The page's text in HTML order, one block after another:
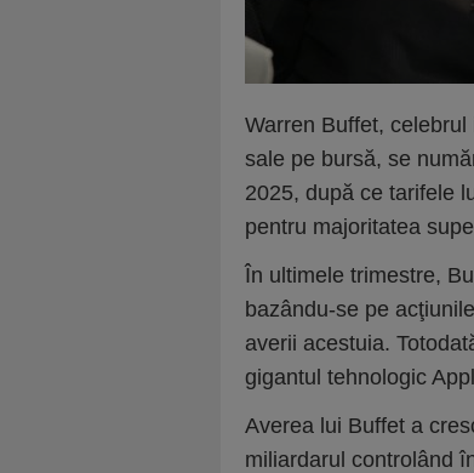
Warren Buffet,
sale pe bursă, se
2025, după ce tarifele
pentru majoritatea
În ultimele trimestre,
bazându-se pe
averii acestuia.
gigantul tehnologic
Averea lui Buffet a
miliardarul controlând